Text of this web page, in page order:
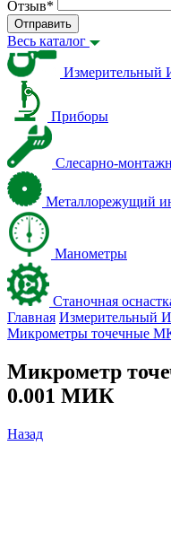
Отзыв*
Отправить
Весь каталог
Измерительный
Приборы
Слесарно-
Металлорежущий
Манометры
Станочная
Главная Измерительный
Микрометры точечные
Микрометр
0.001 МИК
Назад